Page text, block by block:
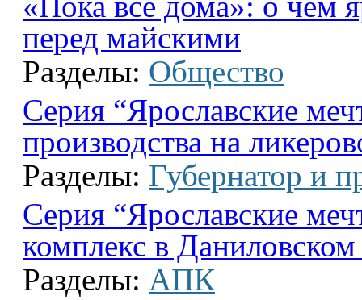
перед майскими
Разделы: Общество
Серия “Ярославские
производства на
Разделы: Губернатор и
Серия “Ярославские
комплекс в
Разделы: АПК